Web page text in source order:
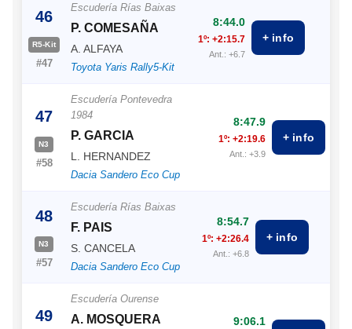
46
R5-Kit
#47
Escudería Rías Baixas
P. COMESAÑA
A. ALFAYA
Toyota Yaris Rally5-Kit
8:44.0
1º: +2:15.7
Ant.: +6.7
+ info
47
N3
#58
Escudería Pontevedra
1984
P. GARCIA
L. HERNANDEZ
Dacia Sandero Eco Cup
8:47.9
1º: +2:19.6
Ant.: +3.9
+ info
48
N3
#57
Escudería Rías Baixas
F. PAIS
S. CANCELA
Dacia Sandero Eco Cup
8:54.7
1º: +2:26.4
Ant.: +6.8
+ info
49
Escudería Ourense
A. MOSQUERA 9:06.1